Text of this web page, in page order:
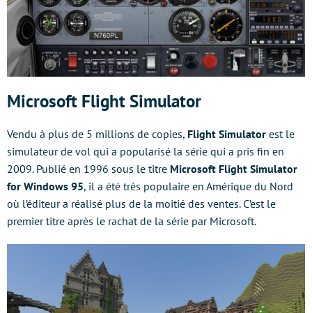
Microsoft Flight Simulator
Vendu à plus de 5 millions de copies, Flight Simulator est le
simulateur de vol qui a popularisé la série qui a pris fin en
2009. Publié en 1996 sous le titre Microsoft Flight Simulator
for Windows 95, il a été très populaire en Amérique du Nord
où l’éditeur a réalisé plus de la moitié des ventes. C’est le
premier titre après le rachat de la série par Microsoft.